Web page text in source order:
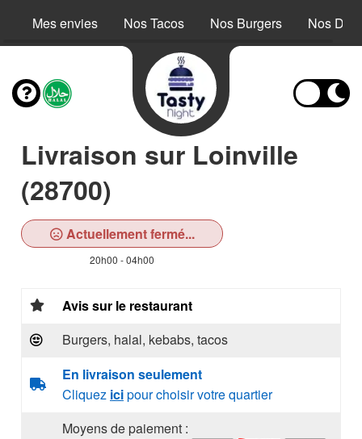
Mes envies Nos Tacos Nos Burgers Nos
Livraison sur Loinville
(28700)
Actuellement fermé...
20h00 - 04h00
Avis sur le restaurant
Burgers, halal, kebabs, tacos
En livraison seulement
Cliquez icipour choisir votre quartier
Moyens de paiement :